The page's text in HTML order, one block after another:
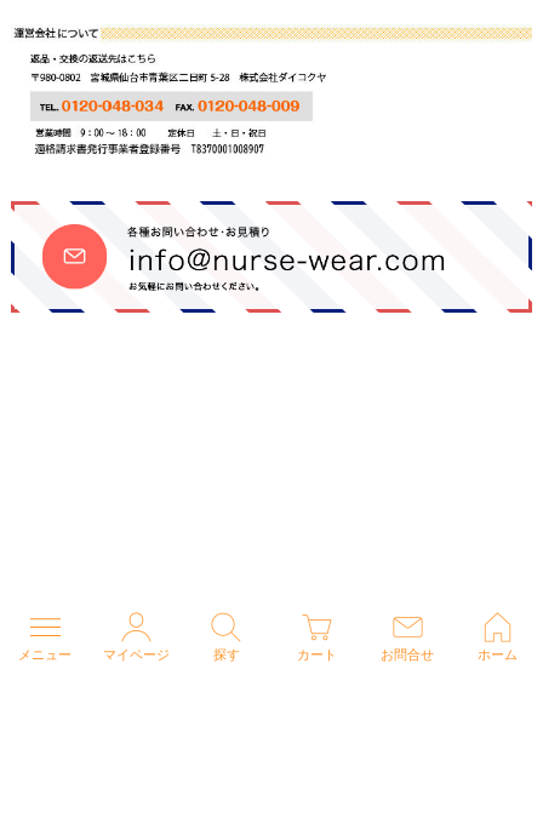
メニュー マイページ 探す カート お問合せ ホーム